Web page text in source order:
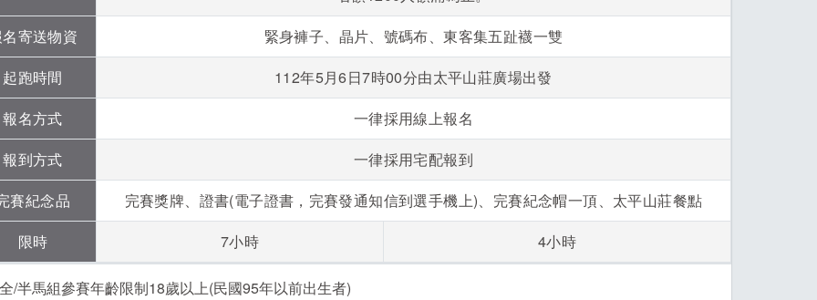
寄送物資
緊身褲子、晶片、號碼布、東客集五趾襪一雙
起跑時間
112年5月6日7時00分由太平山莊廣場出發
報名方式
一律採用線上報名
報到方式
一律採用宅配報到
賽紀念品
完賽獎牌、證書(電子證書，完賽發通知信到選手機上)、完賽紀念帽一頂、太平山莊餐點
限時
7小時 4小時
/半馬組參賽年齡限制18歲以上(民國95年以前出生者)